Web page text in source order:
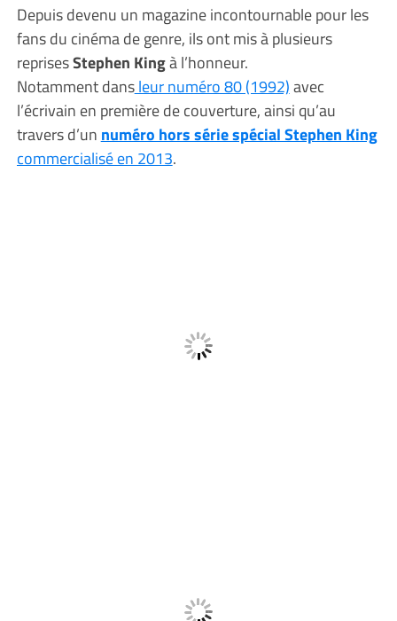
Depuis devenu un magazine incontournable pour les
fans du cinéma de genre, ils ont mis à plusieurs
reprisesStephen Kingà l’honneur.
Notamment dansleur numéro 80 (1992)avec
l’écrivain en première de couverture, ainsi qu’au
travers d’un numéro hors série spécial Stephen King
commercialisé en 2013.